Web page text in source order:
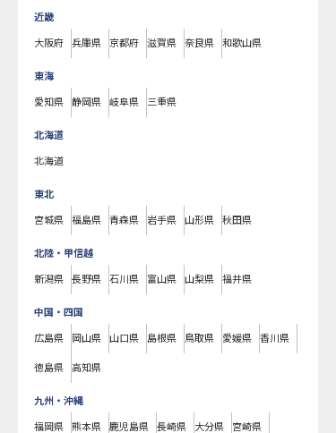
近畿
大阪府 兵庫県 京都府 滋賀県 奈良県 和歌山県
東海
愛知県 静岡県 岐阜県 三重県
北海道
北海道
東北
宮城県 福島県 青森県 岩手県 山形県 秋田県
北陸・甲信越
新潟県 長野県 石川県 富山県 山梨県 福井県
中国・四国
広島県 岡山県 山口県 島根県 鳥取県 愛媛県 香川県
徳島県 高知県
九州・沖縄
福岡県 熊本県 鹿児島県 長崎県 大分県 宮崎県